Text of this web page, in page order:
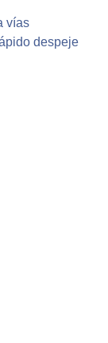
vías
despeje